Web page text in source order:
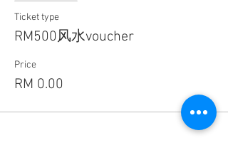
Ticket type
RM500风水voucher
Price
RM 0.00